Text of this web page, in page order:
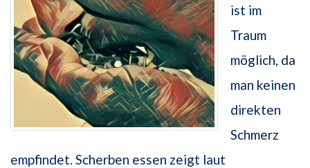
ist im
Traum
möglich, da
man keinen
direkten
Schmerz
empfindet. Scherben essen zeigt laut